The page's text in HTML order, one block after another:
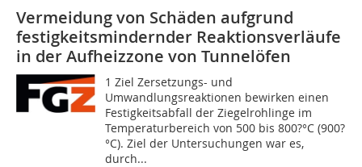
Vermeidung von Schäden aufgrund
festigkeitsmindernder Reaktionsverläufe
in der Aufheizzone von Tunnelöfen
1 Ziel Zersetzungs- und
Umwandlungsreaktionen bewirken einen
Festigkeitsabfall der Ziegelrohlinge im
Temperaturbereich von 500 bis 800?°C (900?
°C). Ziel der Untersuchungen war es,
durch...